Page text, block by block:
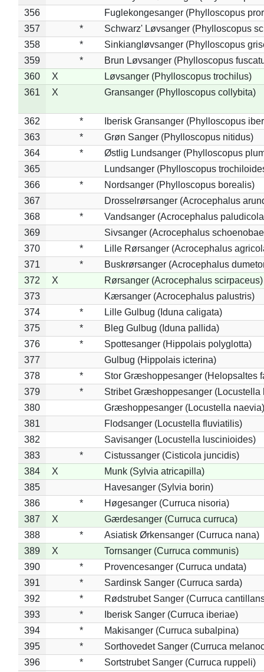
356
Fuglekongesanger (Phylloscopus
357
*
Schwarz' Løvsanger (Phylloscopus
358
*
Sinkiangløvsanger (Phylloscopus
359
*
Brun Løvsanger (Phylloscopus
360
X
Løvsanger (Phylloscopus trochilus)
361
X Gransanger (Phylloscopus collybita)
362 *
Iberisk Gransanger (Phylloscopus
363
*
Grøn Sanger (Phylloscopus nitidus)
364
*
Østlig Lundsanger (Phylloscopus
365
Lundsanger (Phylloscopus
366
*
Nordsanger (Phylloscopus borealis)
367
Drosselrørsanger (Acrocephalus
368
*
Vandsanger (Acrocephalus
369
Sivsanger (Acrocephalus
370
*
Lille Rørsanger (Acrocephalus
371
*
Buskrørsanger (Acrocephalus
372
X
Rørsanger (Acrocephalus scirpaceus)
373
Kærsanger (Acrocephalus palustris)
374
*
Lille Gulbug (Iduna caligata)
375
*
Bleg Gulbug (Iduna pallida)
376
*
Spottesanger (Hippolais polyglotta)
377
Gulbug (Hippolais icterina)
378
*
Stor Græshoppesanger (Helopsaltes
379
*
Stribet Græshoppesanger (Locustella
380
Græshoppesanger (Locustella naevia)
381
Flodsanger (Locustella fluviatilis)
382
Savisanger (Locustella luscinioides)
383
*
Cistussanger (Cisticola juncidis)
384
X
Munk (Sylvia atricapilla)
385
Havesanger (Sylvia borin)
386
*
Høgesanger (Curruca nisoria)
387
X
Gærdesanger (Curruca curruca)
388
*
Asiatisk Ørkensanger (Curruca nana)
389
X
Tornsanger (Curruca communis)
390
*
Provencesanger (Curruca undata)
391
*
Sardinsk Sanger (Curruca sarda)
392
*
Rødstrubet Sanger (Curruca
393
*
Iberisk Sanger (Curruca iberiae)
394
*
Makisanger (Curruca subalpina)
395
*
Sorthovedet Sanger (Curruca
396
*
Sortstrubet Sanger (Curruca ruppeli)